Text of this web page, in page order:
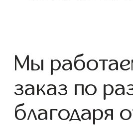
Мы
заказ по
благодаря